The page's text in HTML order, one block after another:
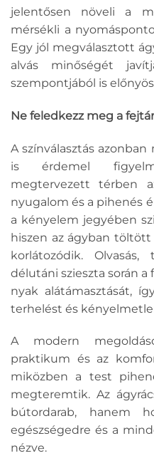
jelentősen növeli a
mérsékli a
Egy jól megválasztott
alvás minőségét
szempontjából is
Ne feledkezz meg a
A színválasztás azonban
is érdemel
megtervezett térben
nyugalom és a pihenés
a kényelem jegyében
hiszen az ágyban töltött
korlátozódik.
délutáni szieszta során a
nyak alátámasztását,
terhelést és
A modern
praktikum és az
miközben a test
megteremtik. Az
bútordarab, hanem
egészségedre és a
nézve.